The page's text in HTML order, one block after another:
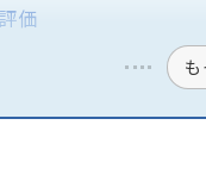
価
も